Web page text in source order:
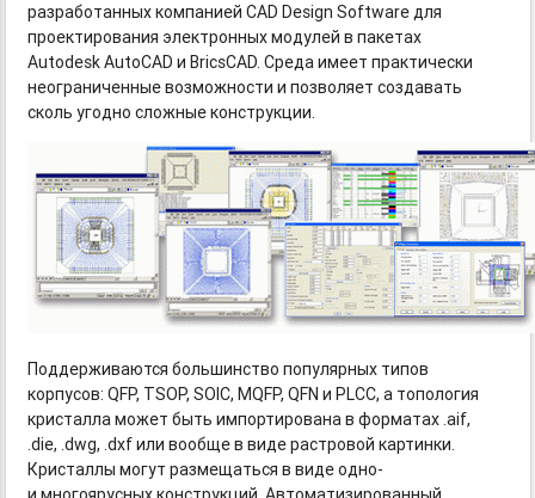
разработанных компанией CAD Design Software для
проектирования электронных модулей в пакетах
Autodesk AutoCAD и BricsCAD. Среда имеет практически
неограниченные возможности и позволяет создавать
сколь угодно сложные конструкции.
Поддерживаются большинство популярных типов
корпусов: QFP, TSOP, SOIC, MQFP, QFN и PLCC, а топология
кристалла может быть импортирована в форматах .aif,
.die, .dwg, .dxf или вообще в виде растровой картинки.
Кристаллы могут размещаться в виде одно-